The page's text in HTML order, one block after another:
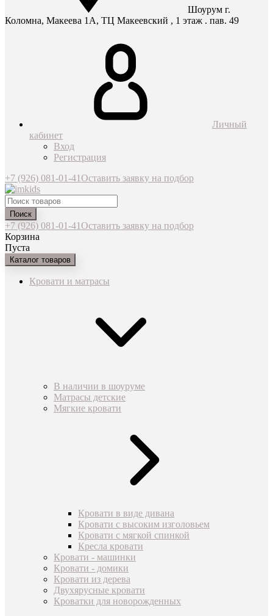
Шоурум г.
Коломна, Макеева 1А, ТЦ Макеевский , 1 этаж . пав. 49
Личный
кабинет
Вход
Регистрация
+7 (926) 081-01-41Оставить заявку на подбор
Поиск
+7 (926) 081-01-41Оставить заявку на подбор
Корзина
Пуста
Каталог товаров
Кровати и матрасы
В наличии в шоуруме
Матрасы детские
Мягкие кровати
Кровати в виде дивана
Кровати с высоким изголовьем
Кровати с мягкой спинкой
Кресла кровати
Кровати - машинки
Кровати - домики
Кровати из дерева
Двухярусные кровати
Кроватки для новорожденных